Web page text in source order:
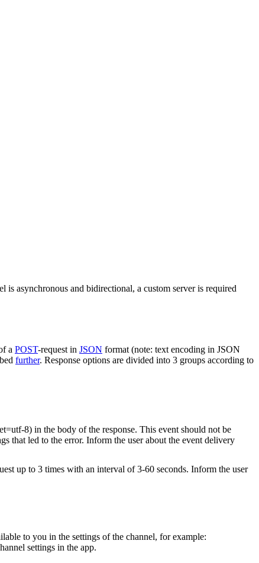
is asynchronous and bidirectional, a custom server is required
a POST-request in JSON format (note: text encoding in JSON
further. Response options are divided into 3 groups according to
8) in the body of the response. This event should not be
that led to the error. Inform the user about the event delivery
up to 3 times with an interval of 3-60 seconds. Inform the user
to you in the settings of the channel, for example:
settings in the app.